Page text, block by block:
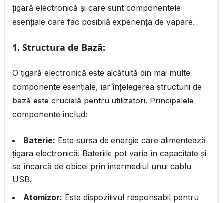
țigară electronică și care sunt componentele
esențiale care fac posibilă experiența de vapare.
1. Structura de Bază:
O țigară electronică este alcătuită din mai multe
componente esențiale, iar înțelegerea structurii de
bază este crucială pentru utilizatori. Principalele
componente includ:
Baterie: Este sursa de energie care alimentează
țigara electronică. Bateriile pot varia în capacitate și
se încarcă de obicei prin intermediul unui cablu
USB.
Atomizor: Este dispozitivul responsabil pentru